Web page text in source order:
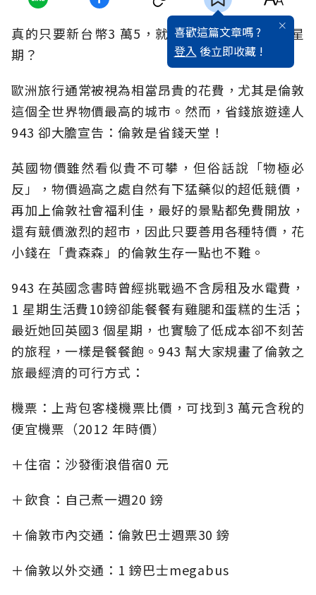
喜歡這篇文章嗎 ?
登入 後立即收藏 !
真的只要新台幣3 萬5，就可以輕鬆遊倫敦2 個星
期？
歐洲旅行通常被視為相當昂貴的花費，尤其是倫敦
這個全世界物價最高的城市。然而，省錢旅遊達人
943 卻大膽宣告：倫敦是省錢天堂！
英國物價雖然看似貴不可攀，但俗話說「物極必
反」，物價過高之處自然有下猛藥似的超低競價，
再加上倫敦社會福利佳，最好的景點都免費開放，
還有競價激烈的超市，因此只要善用各種特價，花
小錢在「貴森森」的倫敦生存一點也不難。
943 在英國念書時曾經挑戰過不含房租及水電費，
1 星期生活費10鎊卻能餐餐有雞腿和蛋糕的生活；
最近她回英國3 個星期，也實驗了低成本卻不刻苦
的旅程，一樣是餐餐飽。943 幫大家規畫了倫敦之
旅最經濟的可行方式：
機票：上背包客棧機票比價，可找到3 萬元含稅的
便宜機票（2012 年時價）
＋住宿：沙發衝浪借宿0 元
＋飲食：自己煮一週20 鎊
＋倫敦市內交通：倫敦巴士週票30 鎊
＋倫敦以外交通：1 鎊巴士megabus